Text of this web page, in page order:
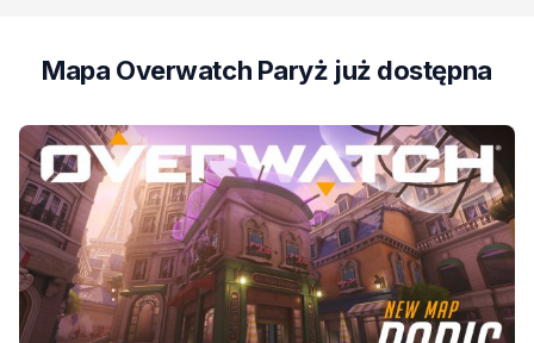
Mapa Overwatch Paryż już dostępna